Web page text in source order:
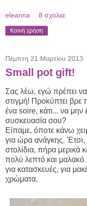
eleanna 8 σχόλια:
Κοινή χρήση
Πέμπτη 21 Μαρτίου 2013
Small pot gift!
Σας λέω, εγώ πρέπει να
στιγμή! Προκύπτει βρε
ένα soire, κάτι... να μην
συσκευασία σου?
Είπαμε, όποτε κάνω
για ώρα ανάγκης. 'Ετσι,
στολίδια, πήρα μερικά
πολύ λεπτό και μαλακό
για κατασκευές, για
χρώματα.